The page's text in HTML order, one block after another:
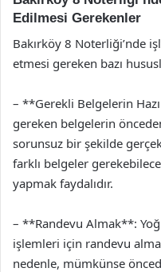
Edilmesi Gerekenler
Bakırköy 8 Noterliği’nde
etmesi gereken bazı
– **Gerekli Belgelerin
gereken belgelerin
sorunsuz bir şekilde
farklı belgeler
yapmak faydalıdır.
– **Randevu Almak**:
işlemleri için randevu
nedenle, mümkünse